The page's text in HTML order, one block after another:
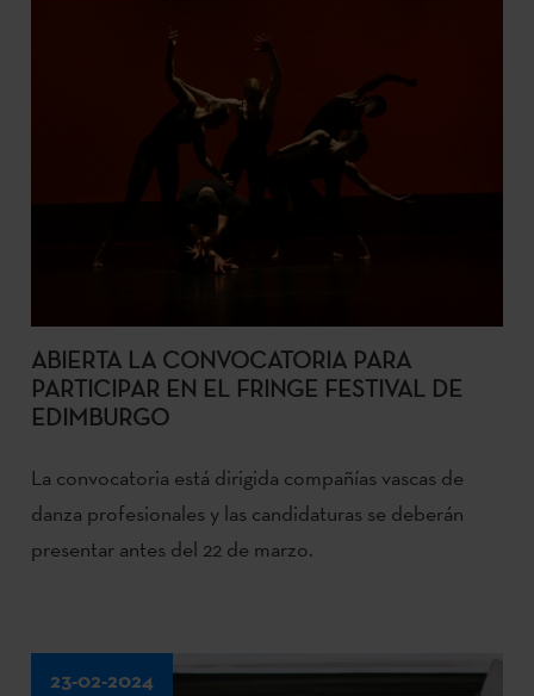
ABIERTA LA CONVOCATORIA PARA
PARTICIPAR EN EL FRINGE FESTIVAL DE
EDIMBURGO
La convocatoria está dirigida compañías vascas de
danza profesionales y las candidaturas se deberán
presentar antes del 22 de marzo.
23-02-2024